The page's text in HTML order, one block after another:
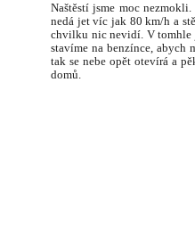
Naštěstí jsme moc
nedá jet víc jak 80 km/h a
chvilku nic nevidí. V tomhle
stavíme na benzínce, abych
tak se nebe opět otevírá a
domů.